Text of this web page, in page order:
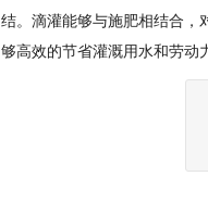
结。滴灌能够与施肥相结合，
够高效的节省灌溉用水和劳动